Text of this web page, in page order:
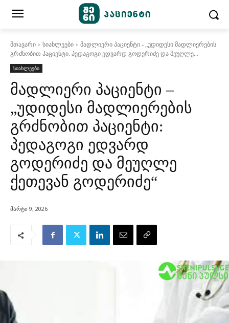
მთავარი სიახლეები
მადლიერი პაციენტი - „უდიდესი მადლიერების
გრძნობით პაციენტი: პედაგოგი ედვარდ გოდერიძე და მეუღლე...
სიახლეები
მადლიერი პაციენტი –
„უდიდესი მადლიერების
გრძნობით პაციენტი:
პედაგოგი ედვარდ
გოდერიძე და მეუღლე
ქეთევან გოდერიძე“
მარტი 9, 2026